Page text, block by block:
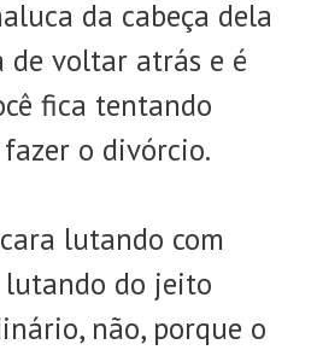
da cabeça dela
voltar atrás e é
fica tentando
o divórcio.
lutando com
lutando do jeito
não, porque o